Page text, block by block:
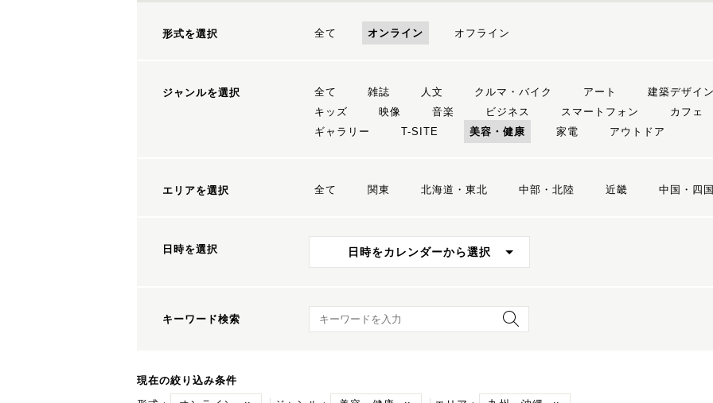
形式を選択 全て オンライン オフライン
ジャンルを選択 全て 雑誌 人文 クルマ・バイク アート 建築デザイン
キッズ
映像 音楽 ビジネス スマートフォン カフェ
ギャラリー
T-SITE 美容・健康 家電 アウトドア
エリアを選択 全て 関東 北海道・東北 中部・北陸 近畿 中国・四国
日時を選択 日時をカレンダーから選択
キーワード検索 キーワード検索
現在の絞り込み条件